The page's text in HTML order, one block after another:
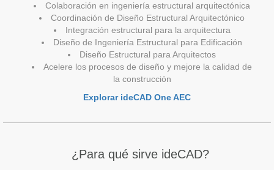
Colaboración en ingeniería estructural arquitectónica
Coordinación de Diseño Estructural Arquitectónico
Integración estructural para la arquitectura
Diseño de Ingeniería Estructural para Edificación
Diseño Estructural para Arquitectos
Acelere los procesos de diseño y mejore la calidad de
la construcción
Explorar ideCAD One AEC
¿Para qué sirve ideCAD?